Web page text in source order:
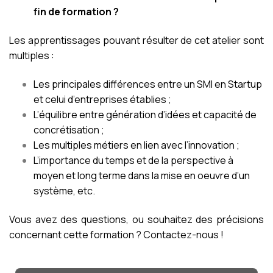
fin de formation ?
Les apprentissages pouvant résulter de cet atelier sont
multiples :
Les principales différences entre un SMI en Startup
et celui d’entreprises établies ;
L’équilibre entre génération d’idées et capacité de
concrétisation ;
Les multiples métiers en lien avec l’innovation ;
L’importance du temps et de la perspective à
moyen et long terme dans la mise en oeuvre d’un
système, etc.
Vous avez des questions, ou souhaitez des précisions
concernant cette formation ? Contactez-nous !